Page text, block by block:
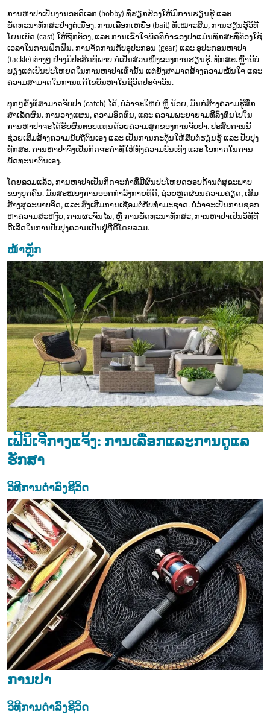
ການຫາປາເປັນງານອະດິເລກ (hobby) ທີ່ຮຽກຮ້ອງໃຫ້ມີການຮຽນຮູ້ ແລະ
ພັດທະນາທັກສະຢ່າງຕໍ່ເນື່ອງ. ການເລືອກເຫຍື່ອ (bait) ທີ່ເໝາະສົມ, ການຮຽນຮູ້ວິທີ
ໂຍນເບັດ (cast) ໃຫ້ຖືກຕ້ອງ, ແລະ ການເຂົ້າໃຈພຶດຕິກໍາຂອງປາແມ່ນທັກສະທີ່ຕ້ອງໃຊ້
ເວລາໃນການຝຶກຝົນ. ການຈັດການກັບອຸປະກອນ (gear) ແລະ ອຸປະກອນຫາປາ
(tackle) ຕ່າງໆ ຢ່າງມີປະສິດທິພາບ ກໍເປັນສ່ວນໜຶ່ງຂອງການຮຽນຮູ້. ທັກສະເຫຼົ່ານີ້ບໍ່
ພຽງແຕ່ເປັນປະໂຫຍດໃນການຫາປາເທົ່ານັ້ນ ແຕ່ຍັງສາມາດສ້າງຄວາມໝັ້ນໃຈ ແລະ
ຄວາມສາມາດໃນການແກ້ໄຂບັນຫາໃນຊີວິດປະຈໍາວັນ.
ທຸກໆຄັ້ງທີ່ສາມາດຈັບປາ (catch) ໄດ້, ບໍ່ວ່າຈະໃຫຍ່ ຫຼື ນ້ອຍ, ມັນກໍສ້າງຄວາມຮູ້ສຶກ
ສໍາເລັດຜົນ. ການວາງແຜນ, ຄວາມອົດທົນ, ແລະ ຄວາມພະຍາຍາມທີ່ລົງທຶນໄປໃນ
ການຫາປາຈະໄດ້ຮັບຜົນຕອບແທນດ້ວຍຄວາມສຸກຂອງການຈັບປາ. ປະສົບການນີ້
ຊ່ວຍເສີມສ້າງຄວາມນັບຖືຕົນເອງ ແລະ ເປັນການກະຕຸ້ນໃຫ້ສືບຕໍ່ຮຽນຮູ້ ແລະ ປັບປຸງ
ທັກສະ. ການຫາປາຈຶ່ງເປັນກິດຈະກໍາທີ່ໃຫ້ທັງຄວາມບັນເທີງ ແລະ ໂອກາດໃນການ
ພັດທະນາຕົນເອງ.
ໂດຍລວມແລ້ວ, ການຫາປາເປັນກິດຈະກໍາທີ່ມີຜົນປະໂຫຍດຮອບດ້ານຕໍ່ສຸຂະພາບ
ຂອງບຸກຄົນ. ມັນສະໜອງການອອກກໍາລັງກາຍທີ່ດີ, ຊ່ວຍຫຼຸດຜ່ອນຄວາມຄຽດ, ເສີມ
ສ້າງສຸຂະພາບຈິດ, ແລະ ສົ່ງເສີມການເຊື່ອມຕໍ່ກັບທໍາມະຊາດ. ບໍ່ວ່າຈະເປັນການຊອກ
ຫາຄວາມສະຫງົບ, ການຜະຈົນໄພ, ຫຼື ການພັດທະນາທັກສະ, ການຫາປາເປັນວິທີທີ່
ດີເລີດໃນການປັບປຸງຄວາມເປັນຢູ່ທີ່ດີໂດຍລວມ.
ໜ້າຫຼັກ
ເຟີນິເຈີກາງແຈ້ງ: ການເລືອກແລະການດູແລ
ຮັກສາ
ວິທີການດຳລົງຊີວິດ
ການປາ
ວິທີການດຳລົງຊີວິດ